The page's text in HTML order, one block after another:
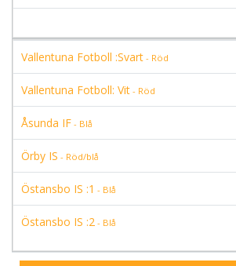
Vallentuna Fotboll :Svart - Röd
Vallentuna Fotboll: Vit - Röd
Åsunda IF - Blå
Örby IS - Röd/blå
Östansbo IS :1 - Blå
Östansbo IS :2 - Blå